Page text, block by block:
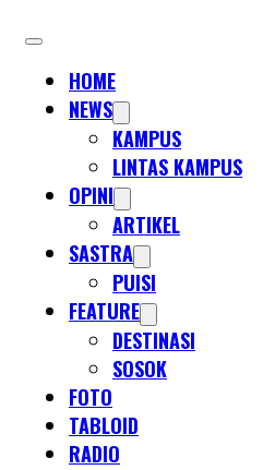
HOME
NEWS
KAMPUS
LINTAS KAMPUS
OPINI
ARTIKEL
SASTRA
PUISI
FEATURE
DESTINASI
SOSOK
FOTO
TABLOID
RADIO